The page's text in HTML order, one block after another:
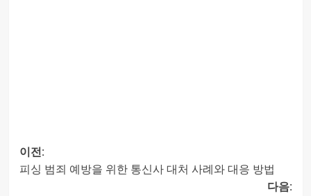
이전:
피싱 범죄 예방을 위한 통신사 대처 사례와 대응 방법
다음: